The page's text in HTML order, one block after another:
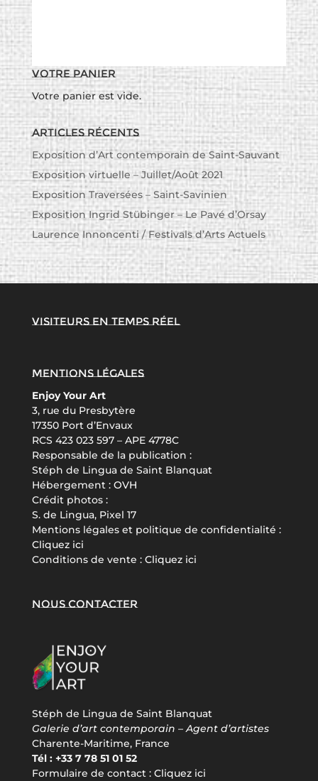
Votre panier
Votre panier est vide.
Articles récents
Exposition d’Art contemporain de Saint-Sauvant
Exposition virtuelle – Juillet/Août 2021
Exposition Traversées – Saint-Savinien
Exposition Ingrid Stübinger – Le Pavé d’Orsay
Laurence Innoncenti / Festivals d’Arts Actuels
Visiteurs en temps réel
Mentions légales
Enjoy Your Art
3, rue du Presbytère
17350 Port d’Envaux
RCS 423 023 597 – APE 4778C
Responsable de la publication :
Stéph de Lingua de Saint Blanquat
Hébergement : OVH
Crédit photos :
S. de Lingua, Pixel 17
Mentions légales et politique de confidentialité :
Cliquez ici
Conditions de vente : Cliquez ici
Nous contacter
Stéph de Lingua de Saint Blanquat
Galerie d’art contemporain – Agent d’artistes
Charente-Maritime, France
Tél : +33 7 78 51 01 52
Formulaire de contact : Cliquez ici